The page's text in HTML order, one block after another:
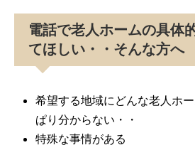
電話で老人ホームの具体
てほしい・・そんな方へ
希望する地域にどんな老人ホ
ぱり分からない・・
特殊な事情がある